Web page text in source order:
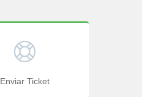
Enviar Ticket